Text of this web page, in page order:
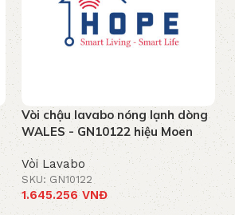
Vòi chậu lavabo nóng lạnh dòng
WALES - GN10122 hiệu Moen
Vòi Lavabo
SKU: GN10122
1.645.256VNĐ